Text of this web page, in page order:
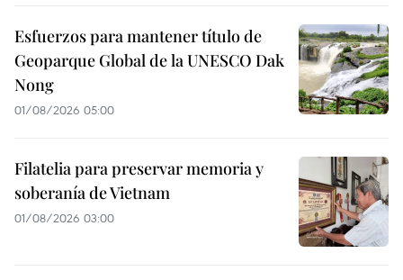
Esfuerzos para mantener título de
Geoparque Global de la UNESCO Dak
Nong
01/08/2026 05:00
Filatelia para preservar memoria y
soberanía de Vietnam
01/08/2026 03:00